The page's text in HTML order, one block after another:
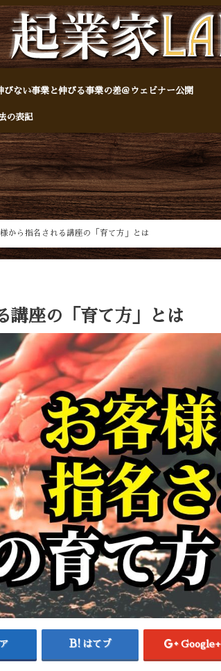
びない事業と伸びる事業の差＠ウェビナー公開
の表記
から指名される講座の「育て方」とは
講座の「育て方」とは
はてブ Google+